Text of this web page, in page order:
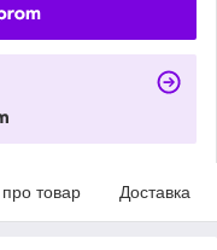
про товар Доставка